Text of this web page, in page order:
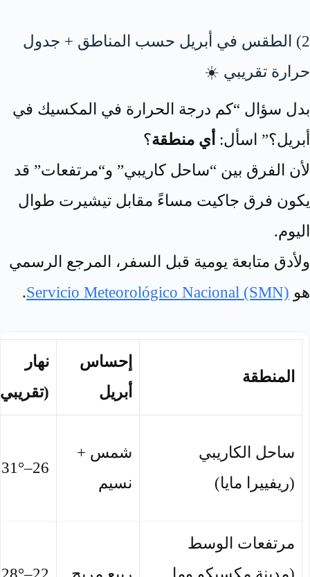
2) الطقس في أبريل حسب المناطق + جدول
حرارة تقريبي ☀️
بدل سؤال “كم درجة الحرارة في المكسيك في
أبريل؟” اسأل: أي منطقة؟
لأن الفرق بين “ساحل كاريبي” و“مرتفعات” قد
يكون فرق جاكيت مساءً مقابل تيشيرت طوال
اليوم.
ولأدق متابعة يومية قبل السفر، المرجع الرسمي
هو Servicio Meteorológico Nacional (SMN)
.
المنطقة
إحساس
أبريل
نهار
ساحل الكاريبي
(ريفييرا مايا)
شمس +
نسيم
26–31°
مرتفعات الوسط